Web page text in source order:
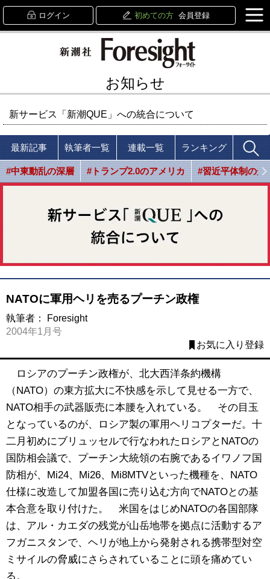
ログイン 初めての方 会員登録
お知らせ
新サービス「新潮QUE」への統合について
最新記事 執筆者一覧 連載一覧 ランキング
#中東動乱の深層 #トランプ2.0のアメリカ #習近平体制の光
NATOに軍用ヘリを売るプーチン政権
執筆者：
Foresight
2004年1月号
お気に入り登録
ロシアのプーチン政権が、北大西洋条約機構
（NATO）の東方拡大に不快感を示して見せる一方で、
NATO相手の武器販売に本腰を入れている。 その目玉
となっているのが、ロシア製の軍用ヘリコプターだ。十
二月初めにブリュッセルで行なわれたロシアとNATOの
国防相会議で、プーチン大統領の右腕であるイワノフ国
防相が、Mi24、Mi26、Mi8MTVといった機種を、NATO
仕様に改造して加盟各国に売り込む方向でNATOとの基
本合意を取り付けた。 米国をはじめNATOの各国部隊
は、アル・カエダの残党が山岳地帯を拠点に活動するア
フガニスタンで、ヘリが地上から発射される携帯型対空
ミサイルの脅威にさらされていることに頭を痛めてい
る。